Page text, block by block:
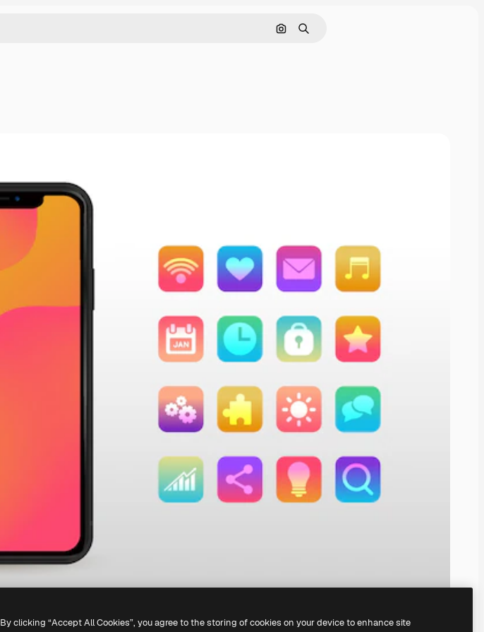
Buscar por imagen
Buscar
By clicking “Accept All Cookies”, you agree to the storing of cookies on your device to enhance site